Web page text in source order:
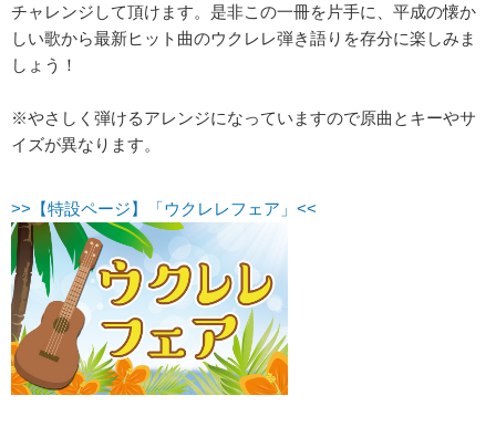
チャレンジして頂けます。是非この一冊を片手に、平成の懐か
しい歌から最新ヒット曲のウクレレ弾き語りを存分に楽しみま
しょう！
※やさしく弾けるアレンジになっていますので原曲とキーやサ
イズが異なります。
>>【特設ページ】「ウクレレフェア」<<